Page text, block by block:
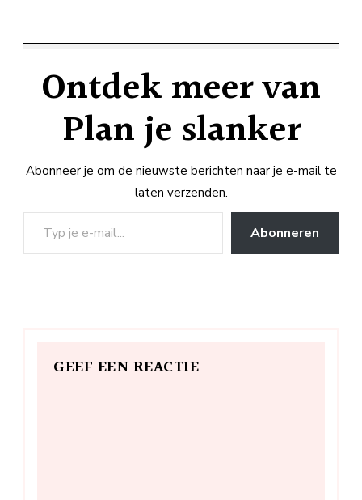
Ontdek meer van
Plan je slanker
Abonneer je om de nieuwste berichten naar je e-mail te
laten verzenden.
Typ je e-mail...
Abonneren
GEEF EEN REACTIE